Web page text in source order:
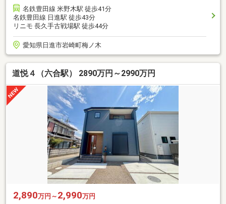
名鉄豊田線 米野木駅 徒歩41分
名鉄豊田線 日進駅 徒歩43分
リニモ 長久手古戦場駅 徒歩44分
愛知県日進市岩崎町梅ノ木
道悦４（六合駅） 2890万円～2990万円
2,890万円～ 2,990万円